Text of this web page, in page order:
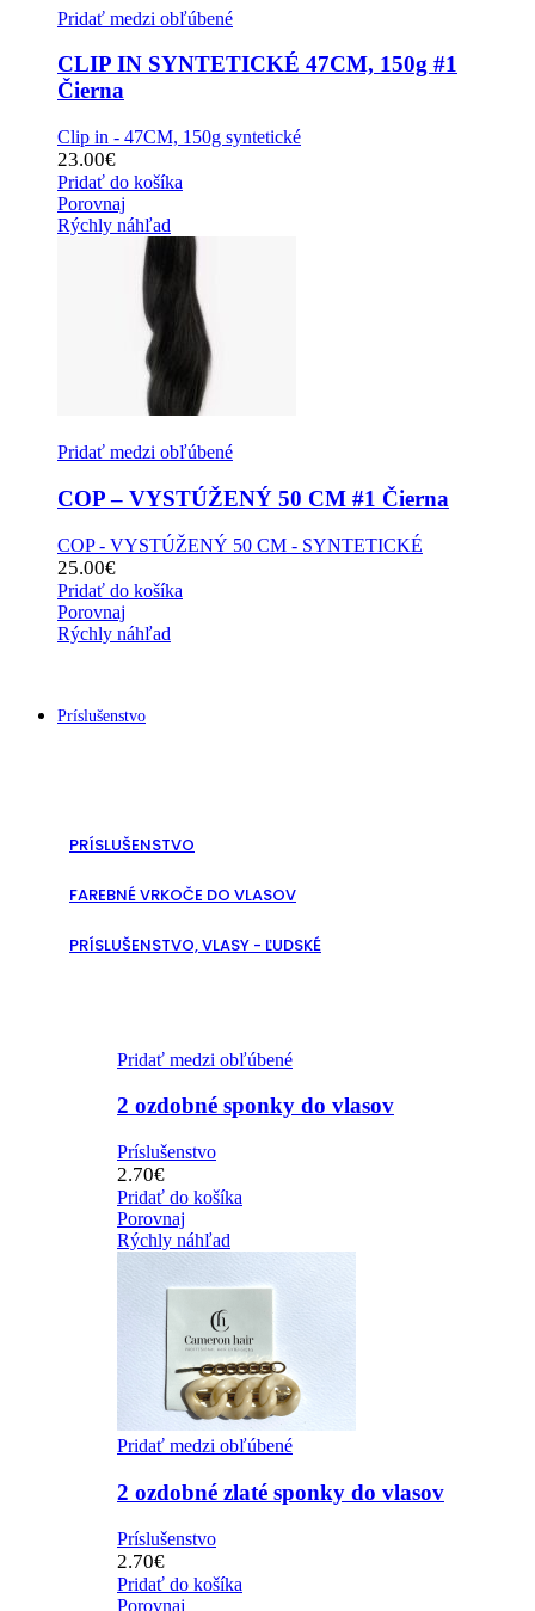
Pridať medzi obľúbené
CLIP IN SYNTETICKÉ 47CM, 150g #1
Čierna
Clip in - 47CM, 150g syntetické
23.00€
Pridať do košíka
Porovnaj
Rýchly náhľad
Pridať medzi obľúbené
COP – VYSTÚŽENÝ 50 CM #1 Čierna
COP - VYSTÚŽENÝ 50 CM - SYNTETICKÉ
25.00€
Pridať do košíka
Porovnaj
Rýchly náhľad
Príslušenstvo
PRÍSLUŠENSTVO
FAREBNÉ VRKOČE DO VLASOV
PRÍSLUŠENSTVO, VLASY - ĽUDSKÉ
Pridať medzi obľúbené
2 ozdobné sponky do vlasov
Príslušenstvo
2.70€
Pridať do košíka
Porovnaj
Rýchly náhľad
Pridať medzi obľúbené
2 ozdobné zlaté sponky do vlasov
Príslušenstvo
2.70€
Pridať do košíka
Porovnaj